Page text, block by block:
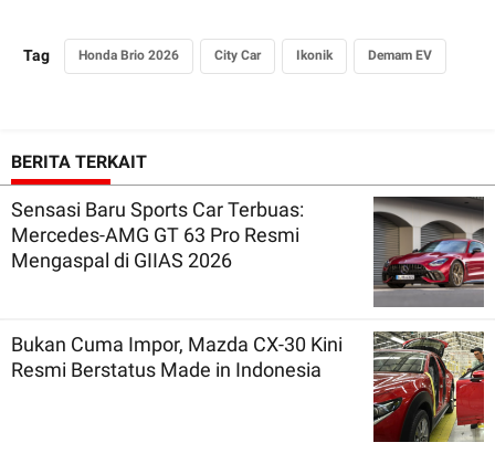
Tag Honda Brio 2026 City Car Ikonik Demam EV
BERITA TERKAIT
Sensasi Baru Sports Car Terbuas:
Mercedes-AMG GT 63 Pro Resmi
Mengaspal di GIIAS 2026
Bukan Cuma Impor, Mazda CX-30 Kini
Resmi Berstatus Made in Indonesia